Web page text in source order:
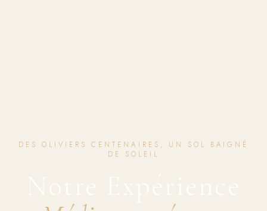
DES OLIVIERS CENTENAIRES, UN SOL BAIGNÉ
DE SOLEIL